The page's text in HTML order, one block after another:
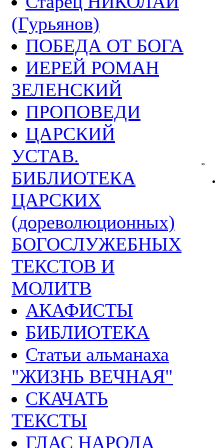
(Гурьянов)
ПОБЕДА ОТ БОГА
ИЕРЕЙ РОМАН
ЗЕЛЕНСКИЙ
ПРОПОВЕДИ
ЦАРСКИЙ
УСТАВ.
БИБЛИОТЕКА
ЦАРСКИХ
(дореволюционных)
БОГОСЛУЖЕБНЫХ
ТЕКСТОВ И
МОЛИТВ
АКАФИСТЫ
БИБЛИОТЕКА
Статьи альманаха
"ЖИЗНЬ ВЕЧНАЯ"
СКАЧАТЬ
ТЕКСТЫ
ГЛАС НАРОДА
»